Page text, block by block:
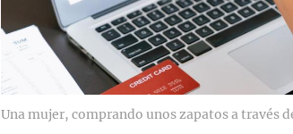
Una mujer, comprando unos zapatos a través